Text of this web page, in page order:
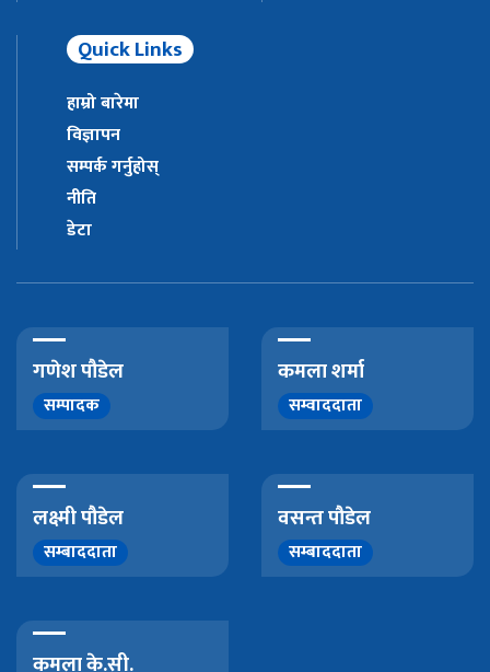
Quick Links
हाम्रो बारेमा
विज्ञापन
सम्पर्क गर्नुहोस्
नीति
डेटा
गणेश पौडेल
सम्पादक
कमला शर्मा
सम्वाददाता
लक्ष्मी पौडेल
सम्बाददाता
वसन्त पौडेल
सम्बाददाता
कमला के.सी.